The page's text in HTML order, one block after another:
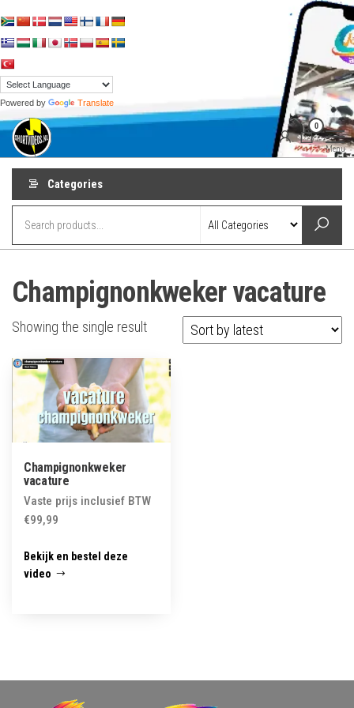
to
content
Powered by Translate
shortvideos.nl
ondernemers
0
Menu
Categories
Champignonkweker vacature
Showing the single result
Champignonkweker
vacature
Vaste prijs inclusief BTW
€99,99
Bekijk en bestel deze
video